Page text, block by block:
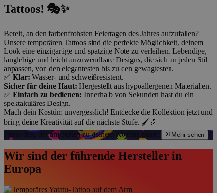
Tattoos! 🎭✨
Bereit, an den farbenfrohsten Feiertagen des Jahres aufzufallen?
Unsere temporären Tattoos sind die perfekte Möglichkeit, deinem
Look eine einzigartige und spatzige Note zu verleihen. Lebendige,
langlebige und leicht anzuwendbare Designs, die sich an jeden Stil
anpassen, von den elegantesten bis zu den gewagtesten.
✅ Klar: Wasser- und schweißresistent.
Sicher für deine Haut: Hergestellt aus hypoallergenen Materialien.
✅ Einfach zu bedienen: Innerhalb von Sekunden hast du ein
spektakuläres Design.
Mach dein Kostüm unvergesslich! Entdecke die Kollektion jetzt und
bring deine Kreativität auf die nächste Stufe. 🖌️🎉
Finde den, der am besten zu deinem Kostüm passt!
Mehr sehen
Wir sind der führende Hersteller in
Europa